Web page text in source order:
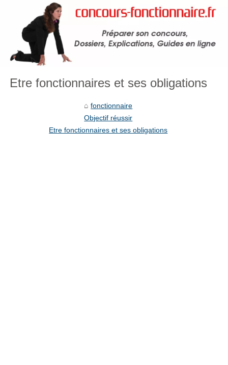
Etre fonctionnaires et ses obligations
fonctionnaire
Objectif réussir
Etre fonctionnaires et ses obligations